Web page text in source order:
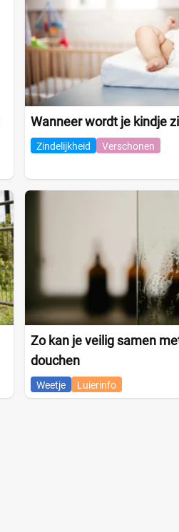
Wanneer wordt je kindje
Zindelijkheid Verschonen
Zo kan je veilig samen
douchen
Weetje Luierinfo